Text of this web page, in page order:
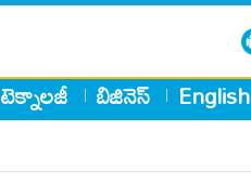
టెక్నాలజీ బిజినెస్ English